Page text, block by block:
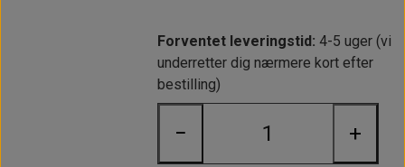
Forventet leveringstid: 4-5 uger (vi
underretter dig nærmere kort efter
bestilling)
− +